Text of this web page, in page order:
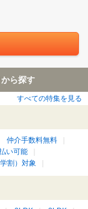
ら探す
すべての特集を見る
仲介手数料無料
い可能
割）対象